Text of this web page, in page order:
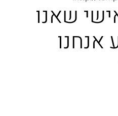
שאנו
אנחנו